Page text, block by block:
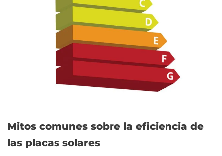
Mitos comunes sobre la eficiencia de
las placas solares